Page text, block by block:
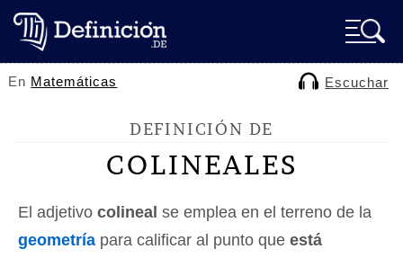
En Matemáticas Escuchar
DEFINICIÓN DE
COLINEALES
El adjetivo colineal se emplea en el terreno de la
geometría para calificar al punto que está